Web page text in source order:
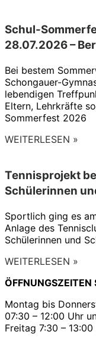
Schul-
28.07.2026 –
Bei bestem
Schongauer-
lebendigen
Eltern, Lehrkräfte
Sommerfest 2026
WEITERLESEN »
Tennisprojekt
Schülerinnen
Sportlich ging es
Anlage des
Schülerinnen und
WEITERLESEN »
ÖFFNUNGSZEITEN
Montag bis
07:30 – 12:00 Uhr
Freitag 7:30 – 13:00